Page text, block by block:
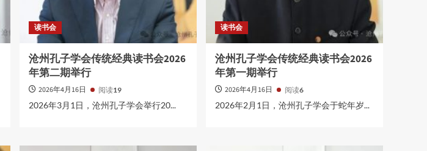
读书会
沧州孔子学会传统经典读书会2026
年第二期举行
2026年4月16日 阅读19
2026年3月1日，沧州孔子学会举行20...
读书会
沧州孔子学会传统经典读书会2026
年第一期举行
2026年4月16日 阅读6
2026年2月1日，沧州孔子学会于蛇年岁...